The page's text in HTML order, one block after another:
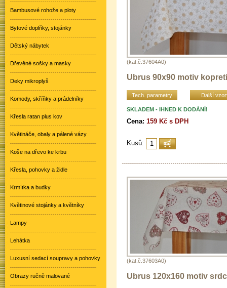
(kat.č.37604A0)
Ubrus 90x90 motiv
Tech. parametry Další
SKLADEM - IHNED K DODÁNÍ!
Cena: 159 Kč s DPH
Kusů:
(kat.č.37603A0)
Ubrus 120x160 motiv
Bambusové rohože a ploty
Bytové doplňky, stojánky
Dětský nábytek
Dřevěné sošky a masky
Deky mikroplyš
Komody, skříňky a prádelníky
Křesla ratan plus kov
Květináče, obaly a pálené vázy
Koše na dřevo ke krbu
Křesla, pohovky a židle
Krmítka a budky
Květinové stojánky a květníky
Lampy
Lehátka
Luxusní sedací soupravy a pohovky
Obrazy ručně malované